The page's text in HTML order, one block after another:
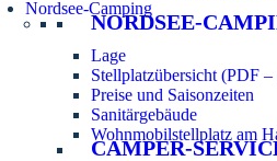
Nordsee-Camping
NORDSEE-
Lage
Stellplatzübersicht (PDF
Preise und Saisonzeiten
Sanitärgebäude
Wohnmobilstellplatz am
CAMPER-